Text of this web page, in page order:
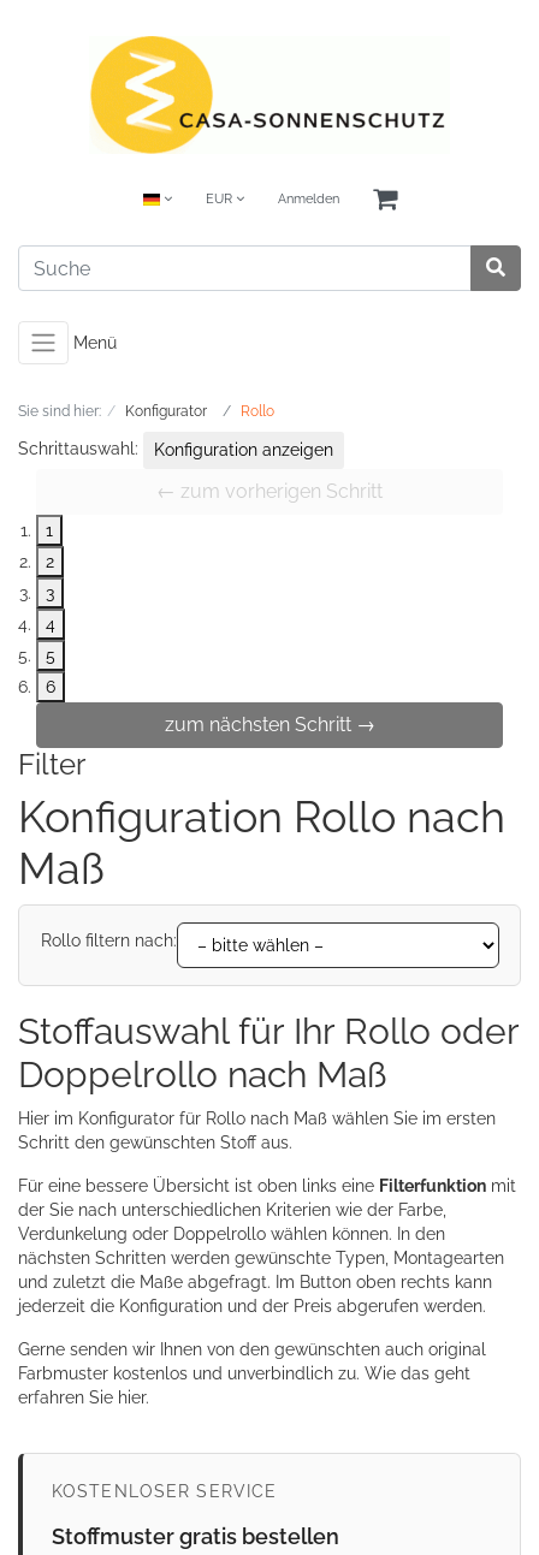
EUR Anmelden
Menü
Sie sind hier: Konfigurator Rollo
Schrittauswahl: Konfiguration anzeigen
← zum vorherigen Schritt
1
2
3
4
5
6
zum nächsten Schritt →
Filter
Konfiguration Rollo nach
Maß
Rollo filtern nach:
Stoffauswahl für Ihr Rollo oder
Doppelrollo nach Maß
Hier im Konfigurator für Rollo nach Maß wählen Sie im ersten
Schritt den gewünschten Stoff aus.
Für eine bessere Übersicht ist oben links eine Filterfunktion mit
der Sie nach unterschiedlichen Kriterien wie der Farbe,
Verdunkelung oder Doppelrollo wählen können. In den
nächsten Schritten werden gewünschte Typen, Montagearten
und zuletzt die Maße abgefragt. Im Button oben rechts kann
jederzeit die Konfiguration und der Preis abgerufen werden.
Gerne senden wir Ihnen von den gewünschten auch original
Farbmuster kostenlos und unverbindlich zu. Wie das geht
erfahren Sie hier.
KOSTENLOSER SERVICE
Stoffmuster gratis bestellen